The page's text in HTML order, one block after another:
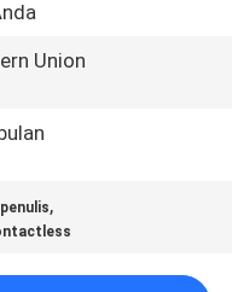
Union
,